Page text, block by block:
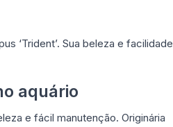
‘Trident’. Sua beleza e facilidade
aquário
e fácil manutenção. Originária